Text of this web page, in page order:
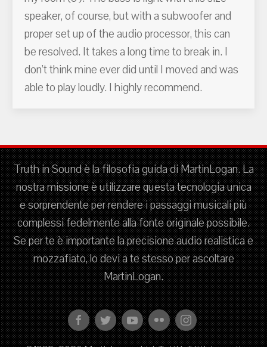
speaker, of course, but with a subwoofer and
proper set up of the audio processor, this can
be resolved. It takes a long time to break in. I
don’t think mine ever did until I moved and was
able to play loudly. I highly recommend.
Truth in Sound è la filosofia guida di MartinLogan. La
nostra missione è utilizzare questa tecnologia unica
e sorprendente per rendere i passaggi musicali più
complessi fedelmente alla fonte originale possibile.
Se per te è importante la precisione audio realistica e
mozzafiato, lo devi a te stesso per ascoltare
MartinLogan.